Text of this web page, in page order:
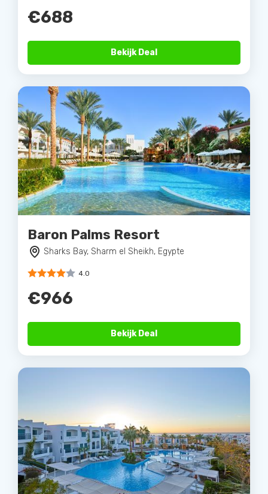
€688
Bekijk Deal
Baron Palms Resort
Sharks Bay, Sharm el Sheikh, Egypte
4.0
€966
Bekijk Deal